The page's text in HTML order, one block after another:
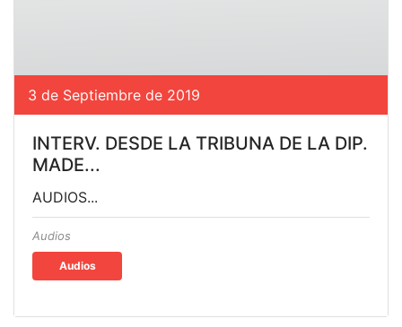
3 de Septiembre de 2019
INTERV. DESDE LA TRIBUNA DE LA DIP.
MADE...
AUDIOS...
Audios
Audios